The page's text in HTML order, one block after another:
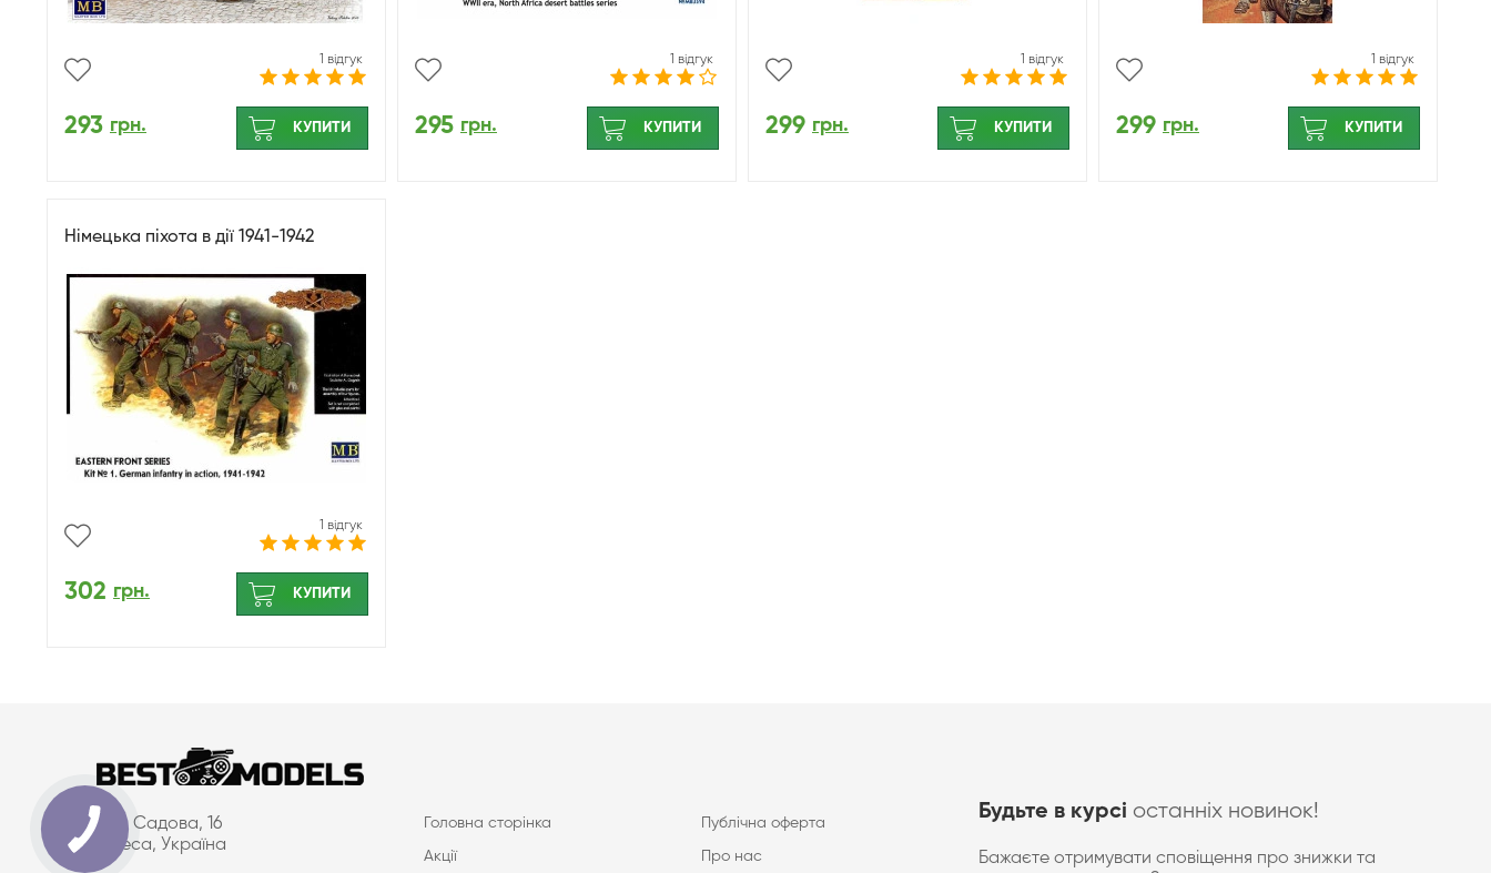
1 відгук
293 грн. КУПИТИ
1 відгук
295 грн. КУПИТИ
1 відгук
299 грн. КУПИТИ
1 відгук
299 грн. КУПИТИ
Німецька піхота в дії 1941-1942
1 відгук
302 грн. КУПИТИ
вул. Садова, 16
Одеса, Україна
Головна сторінка Публічна оферта
Акції Про нас
Будьте в курсі останніх новинок!
Бажаєте отримувати сповіщення про знижки та